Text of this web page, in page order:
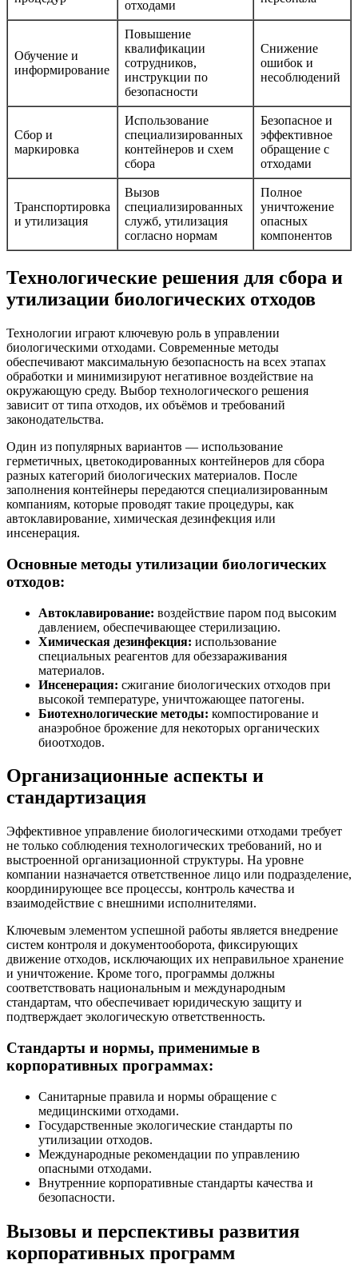
отходами
Обучение и
информирование
Повышение
квалификации
сотрудников,
инструкции по
безопасности
Снижение
ошибок и
несоблюдений
Сбор и
маркировка
Использование
специализированных
контейнеров и схем
сбора
Безопасное и
эффективное
обращение с
отходами
Транспортировка
и утилизация
Вызов
специализированных
служб, утилизация
согласно нормам
Полное
уничтожение
опасных
компонентов
Технологические решения для сбора и
утилизации биологических отходов
Технологии играют ключевую роль в управлении
биологическими отходами. Современные методы
обеспечивают максимальную безопасность на всех этапах
обработки и минимизируют негативное воздействие на
окружающую среду. Выбор технологического решения
зависит от типа отходов, их объёмов и требований
законодательства.
Один из популярных вариантов — использование
герметичных, цветокодированных контейнеров для сбора
разных категорий биологических материалов. После
заполнения контейнеры передаются специализированным
компаниям, которые проводят такие процедуры, как
автоклавирование, химическая дезинфекция или
инсенерация.
Основные методы утилизации биологических
отходов:
Автоклавирование: воздействие паром под высоким
давлением, обеспечивающее стерилизацию.
Химическая дезинфекция: использование
специальных реагентов для обеззараживания
материалов.
Инсенерация: сжигание биологических отходов при
высокой температуре, уничтожающее патогены.
Биотехнологические методы: компостирование и
анаэробное брожение для некоторых органических
биоотходов.
Организационные аспекты и
стандартизация
Эффективное управление биологическими отходами требует
не только соблюдения технологических требований, но и
выстроенной организационной структуры. На уровне
компании назначается ответственное лицо или подразделение,
координирующее все процессы, контроль качества и
взаимодействие с внешними исполнителями.
Ключевым элементом успешной работы является внедрение
систем контроля и документооборота, фиксирующих
движение отходов, исключающих их неправильное хранение
и уничтожение. Кроме того, программы должны
соответствовать национальным и международным
стандартам, что обеспечивает юридическую защиту и
подтверждает экологическую ответственность.
Стандарты и нормы, применимые в
корпоративных программах:
Санитарные правила и нормы обращение с
медицинскими отходами.
Государственные экологические стандарты по
утилизации отходов.
Международные рекомендации по управлению
опасными отходами.
Внутренние корпоративные стандарты качества и
безопасности.
Вызовы и перспективы развития
корпоративных программ